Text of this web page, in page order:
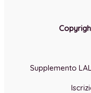
Supplemento